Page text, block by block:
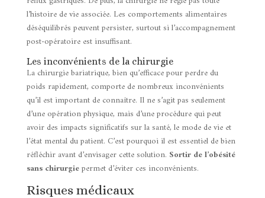
l’histoire de vie associée. Les comportements alimentaires
déséquilibrés peuvent persister, surtout si l’accompagnement
post-opératoire est insuffisant.
Les inconvénients de la chirurgie
La chirurgie bariatrique, bien qu’efficace pour perdre du
poids rapidement, comporte de nombreux inconvénients
qu’il est important de connaître. Il ne s’agit pas seulement
d’une opération physique, mais d’une procédure qui peut
avoir des impacts significatifs sur la santé, le mode de vie et
l’état mental du patient. C’est pourquoi il est essentiel de bien
réfléchir avant d’envisager cette solution. Sortir de l’obésité
sans chirurgiepermet d’éviter ces inconvénients.
Risques médicaux